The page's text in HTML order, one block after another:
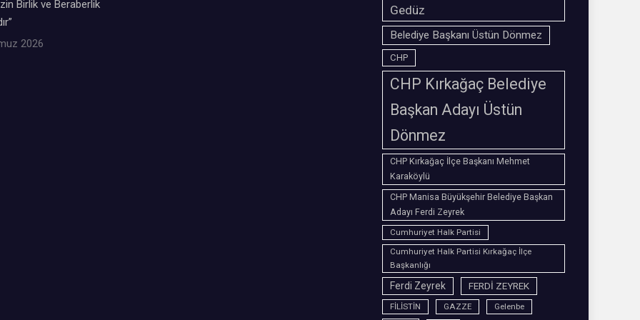
Birlik ve Beraberlik
2026
Gedüz
Belediye Başkanı Üstün Dönmez
CHP
CHP Kırkağaç Belediye
Başkan Adayı Üstün
Dönmez
CHP Kırkağaç İlçe Başkanı Mehmet
Karaköylü
CHP Manisa Büyükşehir Belediye Başkan
Adayı Ferdi Zeyrek
Cumhuriyet Halk Partisi
Cumhuriyet Halk Partisi Kırkağaç İlçe
Başkanlığı
Ferdi Zeyrek FERDİ ZEYREK
FİLİSTİN GAZZE Gelenbe